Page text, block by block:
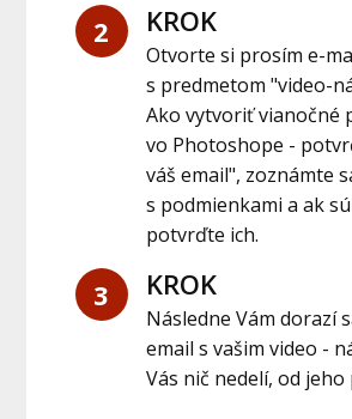
2 KROK
Otvorte si prosím e-
s predmetom "video-
Ako vytvoriť vianočné
vo Photoshope -
váš email", zoznámte
s podmienkami a ak
potvrďte ich.
3 KROK
Následne Vám dorazí
email s vašim video -
Vás nič nedelí, od jeho